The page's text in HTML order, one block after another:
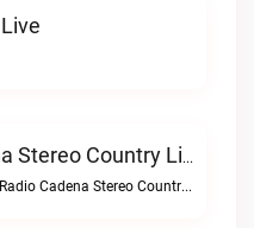
Radio Cadena Stereo Country Live
La voz de AmericaRadio Cadena Stereo Country live